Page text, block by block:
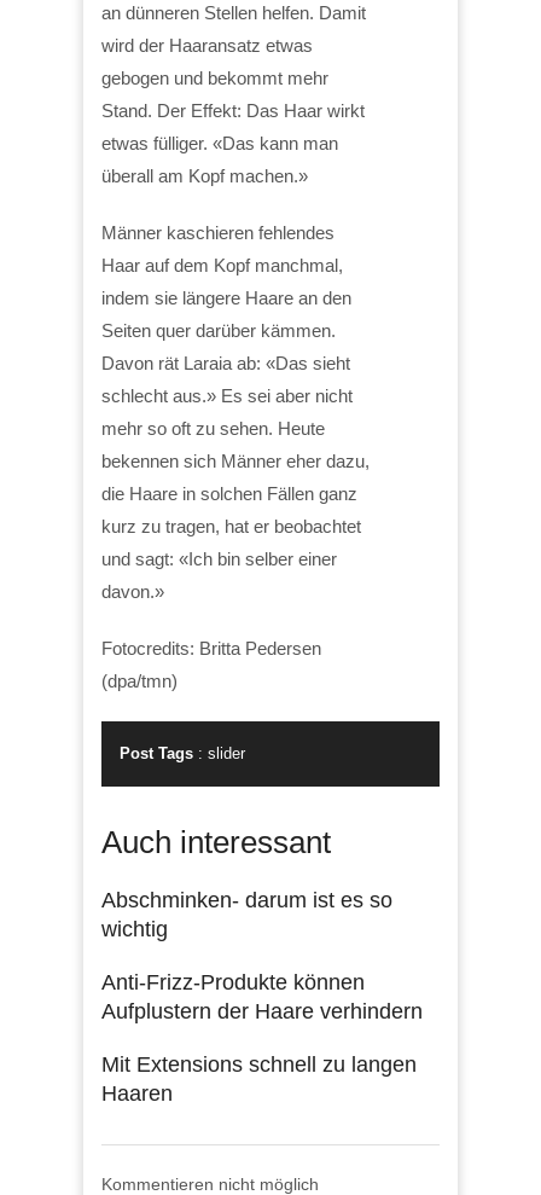
an dünneren Stellen helfen. Damit
wird der Haaransatz etwas
gebogen und bekommt mehr
Stand. Der Effekt: Das Haar wirkt
etwas fülliger. «Das kann man
überall am Kopf machen.»
Männer kaschieren fehlendes
Haar auf dem Kopf manchmal,
indem sie längere Haare an den
Seiten quer darüber kämmen.
Davon rät Laraia ab: «Das sieht
schlecht aus.» Es sei aber nicht
mehr so oft zu sehen. Heute
bekennen sich Männer eher dazu,
die Haare in solchen Fällen ganz
kurz zu tragen, hat er beobachtet
und sagt: «Ich bin selber einer
davon.»
Fotocredits: Britta Pedersen
(dpa/tmn)
Post Tags : slider
Auch interessant
Abschminken- darum ist es so
wichtig
Anti-Frizz-Produkte können
Aufplustern der Haare verhindern
Mit Extensions schnell zu langen
Haaren
Kommentieren nicht möglich